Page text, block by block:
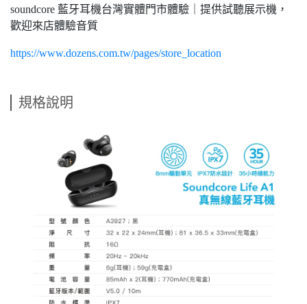
soundcore 藍牙耳機台灣實體門市體驗｜提供試聽展示機，
歡迎來店體驗音質
https://www.dozens.com.tw/pages/store_location
規格說明